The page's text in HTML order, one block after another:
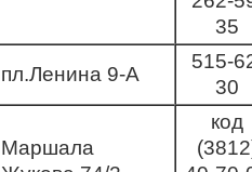
35
пл.Ленина 9-А
515-
30
Маршала
код